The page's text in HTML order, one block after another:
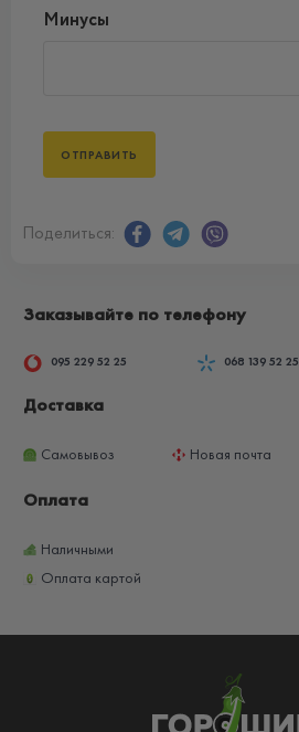
Минусы
Поделиться:
Заказывайте по телефону
095 229 52 25 068 139 52 25
Доставка
Самовывоз Новая почта
Оплата
Наличными
Оплата картой